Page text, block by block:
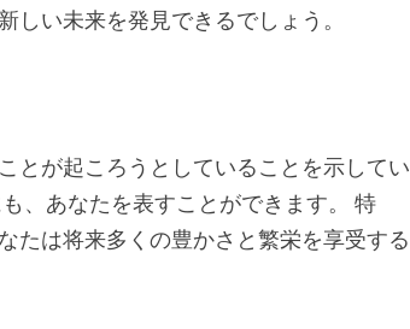
い未来を発見できるでしょう。
とが起ころうとしていることを示してい
、あなたを表すことができます。 特
たは将来多くの豊かさと繁栄を享受する